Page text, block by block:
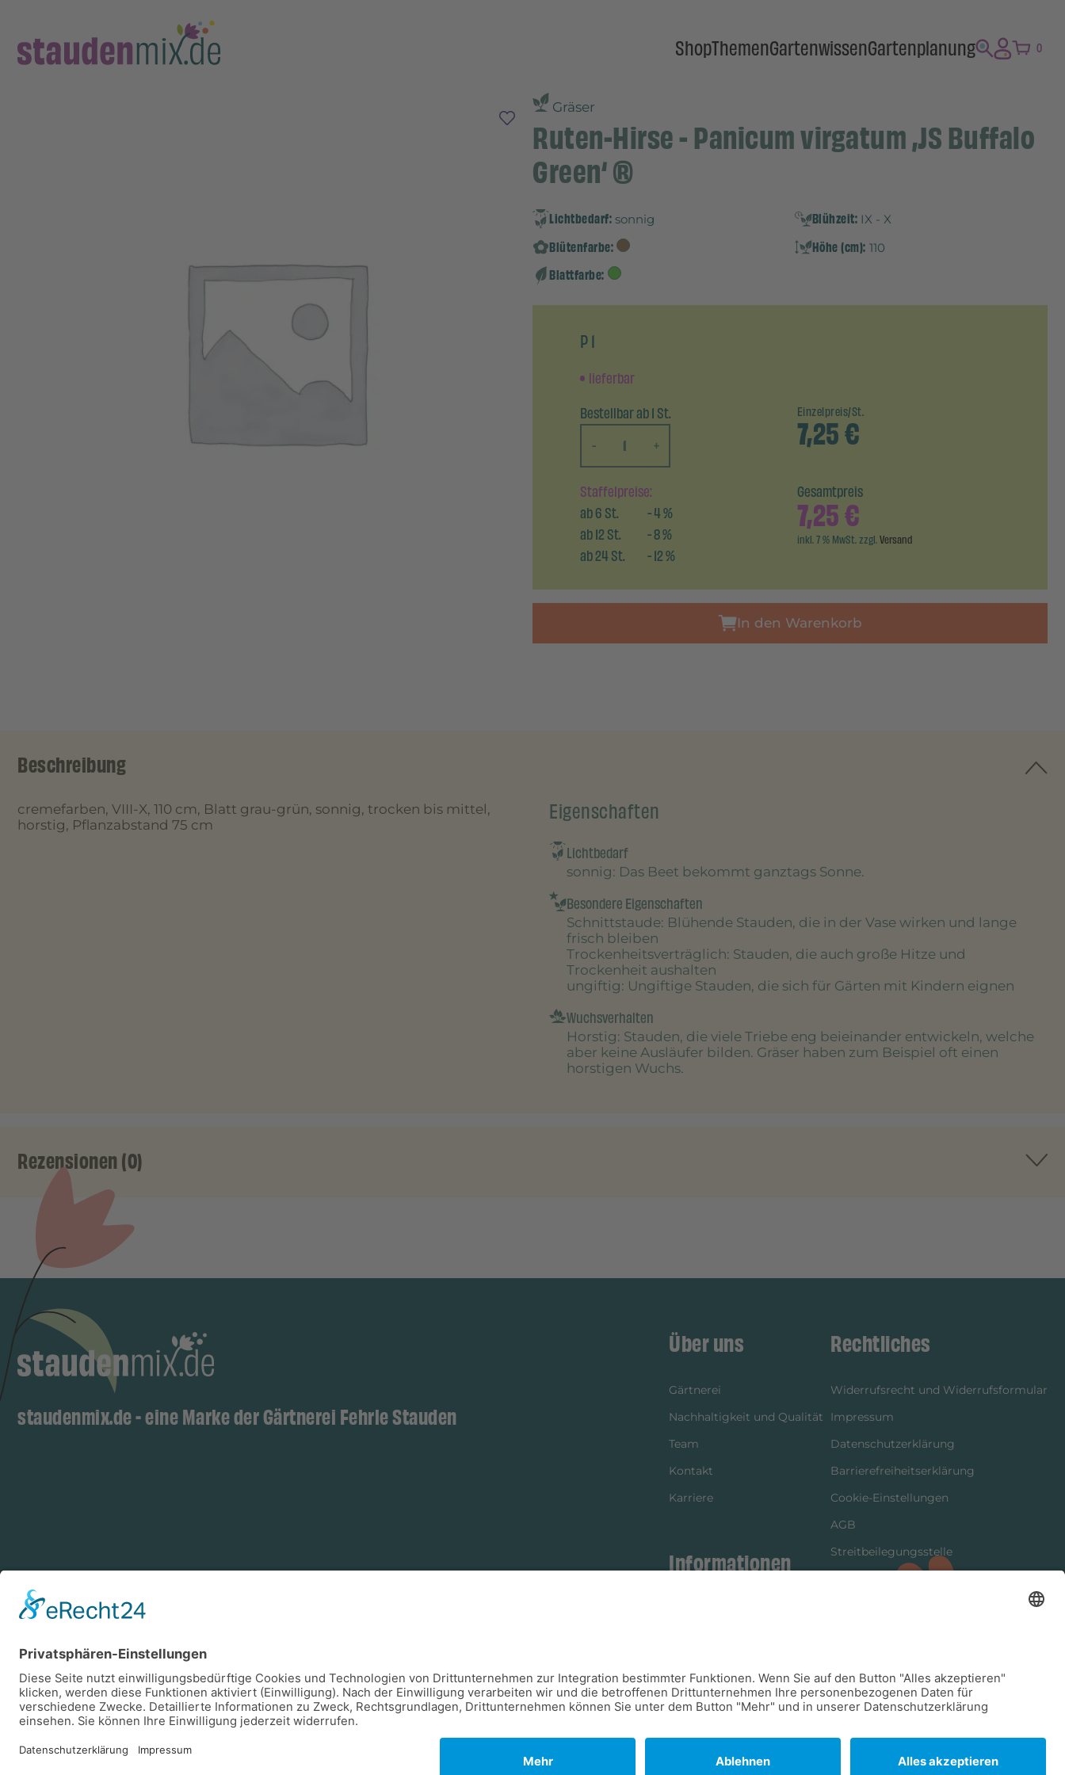
ShopThemenGartenwissenGartenplanung 0
Gräser
Ruten-Hirse - Panicum virgatum ‚JS Buffalo
Green‘ ®
Lichtbedarf: sonnig Blühzeit: IX - X
Blütenfarbe: Höhe (cm): 110
Blattfarbe:
P 1
lieferbar
Bestellbar ab 1 St.
-
+
Einzelpreis/St.
7,25€
Staffelpreise:
ab6St. -4%
ab12St. -8%
ab24St. -12%
Gesamtpreis
7,25€
inkl. 7 % MwSt. zzgl.Versand
In den Warenkorb
Beschreibung
cremefarben, VIII-X, 110 cm, Blatt grau-grün, sonnig, trocken bis mittel,
horstig, Pflanzabstand 75 cm
Eigenschaften
Lichtbedarf
sonnig: Das Beet bekommt ganztags Sonne.
Besondere Eigenschaften
Schnittstaude: Blühende Stauden, die in der Vase wirken und lange
frisch bleiben
Trockenheitsverträglich: Stauden, die auch große Hitze und
Trockenheit aushalten
ungiftig: Ungiftige Stauden, die sich für Gärten mit Kindern eignen
Wuchsverhalten
Horstig: Stauden, die viele Triebe eng beieinander entwickeln, welche
aber keine Ausläufer bilden. Gräser haben zum Beispiel oft einen
horstigen Wuchs.
Rezensionen (0)
staudenmix.de - eine Marke der Gärtnerei Fehrle Stauden
Zahlungsarten
Vorkasse Rechnung
Über uns
Gärtnerei
Nachhaltigkeit und Qualität
Team
Kontakt
Karriere
Informationen
Versandinformationen
Rechtliches
Widerrufsrecht und Widerrufsformular
Impressum
Datenschutzerklärung
Barrierefreiheitserklärung
Cookie-Einstellungen
AGB
Streitbeilegungsstelle